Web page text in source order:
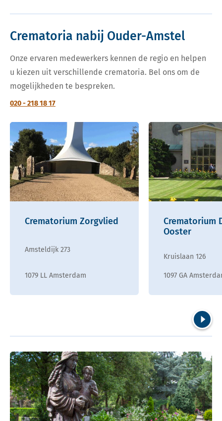
Crematoria nabij Ouder-Amstel
Onze ervaren medewerkers kennen de regio en helpen
u kiezen uit verschillende crematoria. Bel ons om de
mogelijkheden te bespreken.
020 - 218 18 17
Crematorium Zorgvlied
Amsteldijk 273
1079 LL Amsterdam
Crematorium
Ooster
Kruislaan 126
1097 GA